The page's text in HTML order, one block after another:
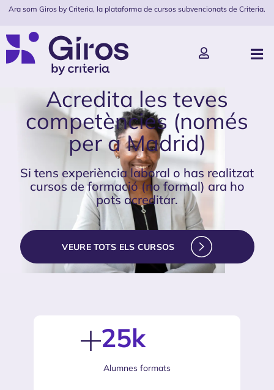
Ara som Giros by Criteria, la plataforma de cursos subvencionats de Criteria.
Acredita les teves
competències (només
per a Madrid)
Si tens experiència laboral o has realitzat
cursos de formació (no formal) ara ho
pots acreditar.
VEURE TOTS ELS CURSOS
25k
Alumnes formats